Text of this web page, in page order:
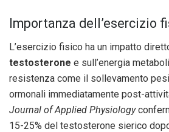
Importanza dell’esercizio
L’esercizio fisico ha un impatto
testosterone e sull’energia
resistenza come il sollevamento
ormonali immediatamente post-
Journal of Applied Physiology
15-25% del testosterone sierico